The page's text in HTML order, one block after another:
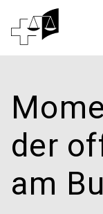
Arbeiten am
Medien
der
am